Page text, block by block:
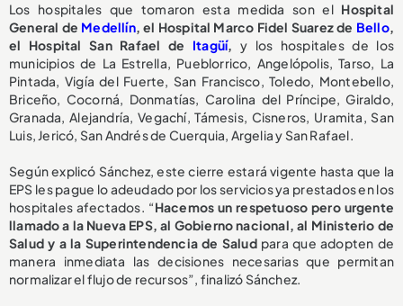
Los hospitales que tomaron esta medida son el Hospital
General de Medellín, el Hospital Marco Fidel Suarez de Bello,
el Hospital San Rafael de Itagüí, y los hospitales de los
municipios de La Estrella, Pueblorrico, Angelópolis, Tarso, La
Pintada, Vigía del Fuerte, San Francisco, Toledo, Montebello,
Briceño, Cocorná, Donmatías, Carolina del Príncipe, Giraldo,
Granada, Alejandría, Vegachí, Támesis, Cisneros, Uramita, San
Luis, Jericó, San Andrés de Cuerquia, Argelia y San Rafael.
Según explicó Sánchez, este cierre estará vigente hasta que la
EPS les pague lo adeudado por los servicios ya prestados en los
hospitales afectados. “Hacemos un respetuoso pero urgente
llamado a la Nueva EPS, al Gobierno nacional, al Ministerio de
Salud y a la Superintendencia de Salud para que adopten de
manera inmediata las decisiones necesarias que permitan
normalizar el flujo de recursos”, finalizó Sánchez.